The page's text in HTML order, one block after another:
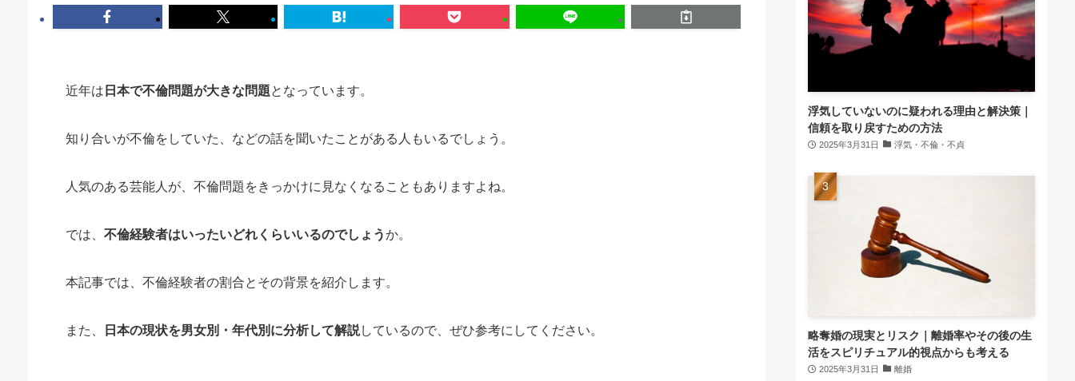
近年は 日本で不倫問題が大きな問題となっています。
知り合いが不倫をしていた、などの話を聞いたことがある人もいるでしょう。
人気のある芸能人が、不倫問題をきっかけに見なくなることもありますよね。
では、 不倫経験者はいったいどれくらいいるのでしょうか。
本記事では、不倫経験者の割合とその背景を紹介します。
また、 日本の現状を男女別・年代別に分析して解説しているので、ぜひ参考にしてください。
浮気していないのに疑われる理由と解決策｜
信頼を取り戻すための方法
2025年3月31日 浮気・不倫・不貞
略奪婚の現実とリスク｜離婚率やその後の生
活をスピリチュアル的視点からも考える
2025年3月31日 離婚